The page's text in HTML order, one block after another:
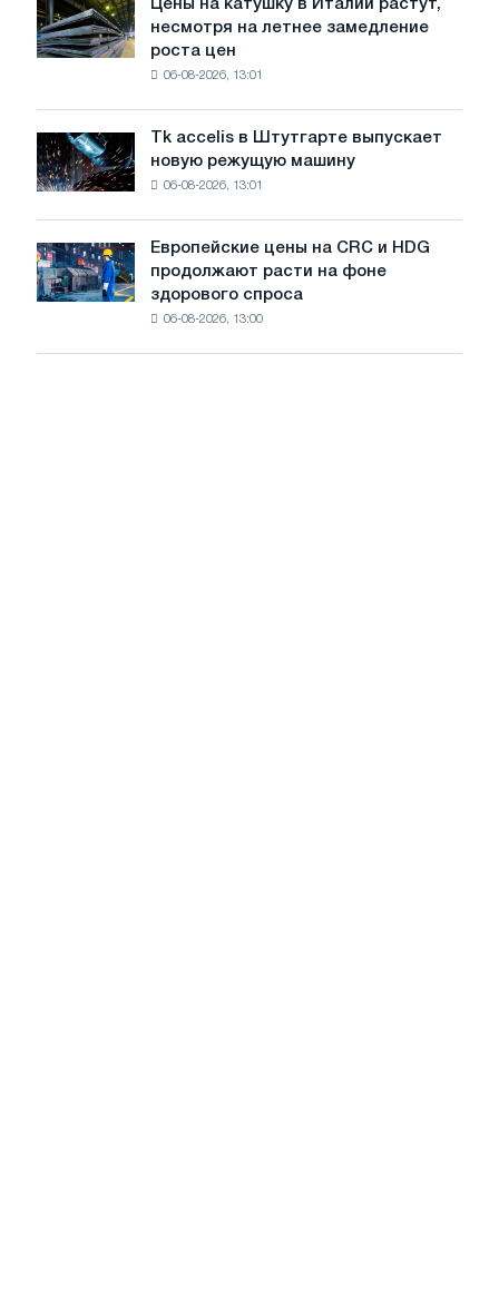
июле
с
года
Цены
на
катушку
несмотря
на
замедление
роста
цен
Цены на катушку в Италии растут,
несмотря на летнее замедление
роста цен
06-08-2026, 13:01
Tk
accelis
в
новую
режущую
Tk accelis в Штутгарте выпускает
новую режущую машину
06-08-2026, 13:01
Европейские
цены
на
Европейские цены на CRC и HDG
продолжают расти на фоне
здорового спроса
06-08-2026, 13:00